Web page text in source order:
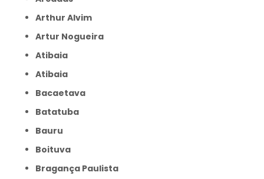
Arthur Alvim
Artur Nogueira
Atibaia
Atibaia
Bacaetava
Batatuba
Bauru
Boituva
Bragança Paulista